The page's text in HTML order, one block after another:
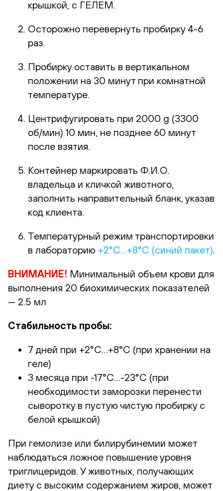
крышкой, с ГЕЛЕМ.
Осторожно перевернуть пробирку 4-6
раз.
Пробирку оставить в вертикальном
положении на 30 минут при комнатной
температуре.
Центрифугировать при 2000 g (3300
об/мин) 10 мин, не позднее 60 минут
после взятия.
Контейнер маркировать Ф.И.О.
владельца и кличкой животного,
заполнить направительный бланк, указав
код клиента.
Температурный режим транспортировки
в лабораторию +2°С…+8°С (синий пакет).
ВНИМАНИЕ! Минимальный объем крови для
выполнения 20 биохимических показателей
— 2.5 мл
Стабильность пробы:
7 дней при +2°С…+8°С (при хранении на
геле)
3 месяца при -17°С…-23°С (при
необходимости заморозки перенести
сыворотку в пустую чистую пробирку с
белой крышкой)
При гемолизе или билирубинемии может
наблюдаться ложное повышение уровня
триглицеридов. У животных, получающих
диету с высоким содержанием жиров, может